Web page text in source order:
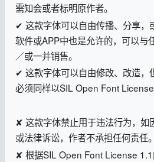
需知会或者标明原作者。
✔ 这款字体可以自由传播、分享，
软件或APP中也是允许的，可以与
／或一并销售。
✔ 这款字体可以自由修改、改造，
必须同样以SIL Open Font License
✘ 这款字体禁止用于违法行为，如
或法律诉讼，作者不承担任何责任。
✘ 根据SIL Open Font License